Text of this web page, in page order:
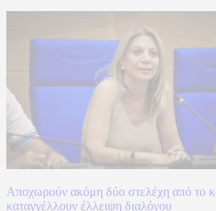
Αποχωρούν ακόμη δύο στελέχη από το
καταγγέλλουν έλλειψη διαλόγου